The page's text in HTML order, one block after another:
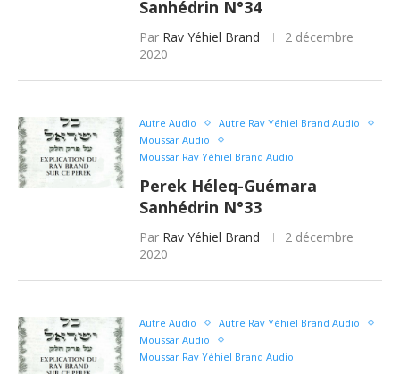
Sanhédrin N°34
Par Rav Yéhiel Brand
2 décembre
2020
Autre Audio
Autre Rav Yéhiel Brand Audio
Moussar Audio
Moussar Rav Yéhiel Brand Audio
Perek Héleq-Guémara
Sanhédrin N°33
Par Rav Yéhiel Brand
2 décembre
2020
Autre Audio
Autre Rav Yéhiel Brand Audio
Moussar Audio
Moussar Rav Yéhiel Brand Audio